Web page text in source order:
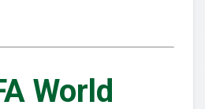
World